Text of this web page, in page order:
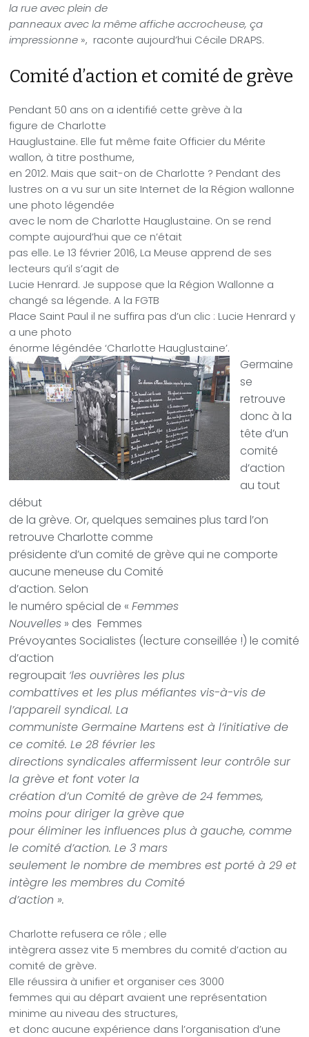
la rue avec plein de
panneaux avec la même affiche accrocheuse, ça
impressionne », raconte aujourd’hui Cécile DRAPS.
Comité d’action et comité de grève
Pendant 50 ans on a identifié cette grève à la
figure de Charlotte
Hauglustaine. Elle fut même faite Officier du Mérite
wallon, à titre posthume,
en 2012. Mais que sait-on de Charlotte ? Pendant des
lustres on a vu sur un site Internet de la Région wallonne
une photo légendée
avec le nom de Charlotte Hauglustaine. On se rend
compte aujourd’hui que ce n’était
pas elle. Le 13 février 2016, La Meuse apprend de ses
lecteurs qu’il s’agit de
Lucie Henrard. Je suppose que la Région Wallonne a
changé sa légende. A la FGTB
Place Saint Paul il ne suffira pas d’un clic : Lucie Henrard y
a une photo
énorme légéndée ‘Charlotte Hauglustaine’.
Germaine
se
retrouve
donc à la
tête d’un
comité
d’action
au tout
début
de la grève. Or, quelques semaines plus tard l’on
retrouve Charlotte comme
présidente d’un comité de grève qui ne comporte
aucune meneuse du Comité
d’action. Selon
le numéro spécial de «Femmes
Nouvelles » des Femmes
Prévoyantes Socialistes (lecture conseillée !) le comité
d’action
regroupait ‘les ouvrières les plus
combattives et les plus méfiantes vis-à-vis de
l’appareil syndical. La
communiste Germaine Martens est à l’initiative de
ce comité. Le 28 février les
directions syndicales affermissent leur contrôle sur
la grève et font voter la
création d’un Comité de grève de 24 femmes,
moins pour diriger la grève que
pour éliminer les influences plus à gauche, comme
le comité d’action. Le 3 mars
seulement le nombre de membres est porté à 29 et
intègre les membres du Comité
d’action ».
Charlotte refusera ce rôle ; elle
intègrera assez vite 5 membres du comité d’action au
comité de grève.
Elle réussira à unifier et organiser ces 3000
femmes qui au départ avaient une représentation
minime au niveau des structures,
et donc aucune expérience dans l’organisation d’une